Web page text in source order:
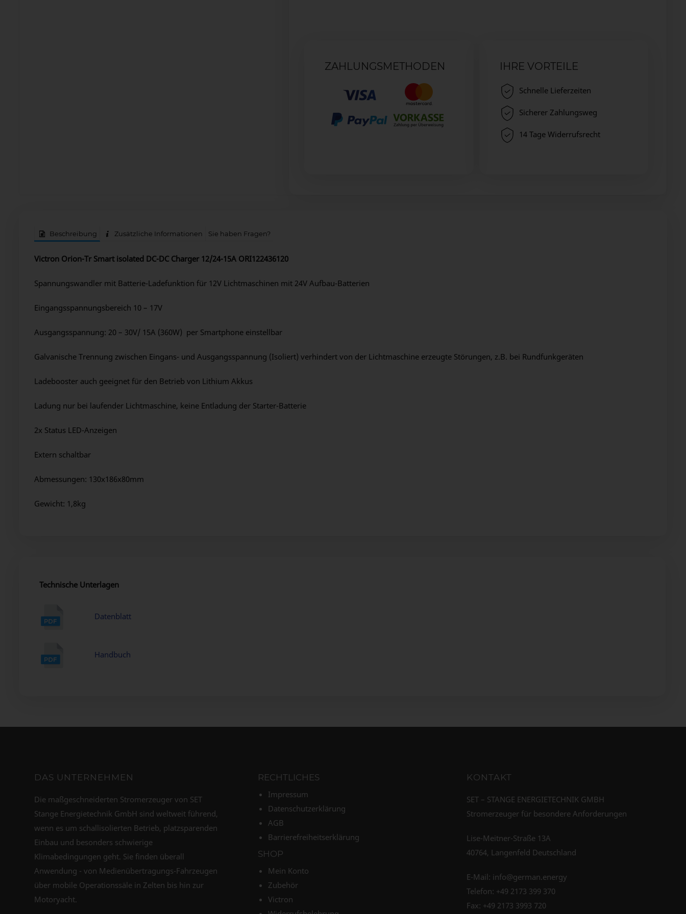
ZAHLUNGSMETHODEN IHRE VORTEILE
Schnelle Lieferzeiten
Sicherer Zahlungsweg
14 Tage Widerrufsrecht
Beschreibung Zusätzliche Informationen Sie haben Fragen?
Victron Orion-Tr Smart isolated DC-DC Charger 12/24-15A ORI122436120
Spannungswandler mit Batterie-Ladefunktion für 12V Lichtmaschinen mit 24V Aufbau-Batterien
Eingangsspannungsbereich 10 – 17V
Ausgangsspannung: 20 – 30V/ 15A (360W) per Smartphone einstellbar
Galvanische Trennung zwischen Eingans- und Ausgangsspannung (Isoliert) verhindert von der Lichtmaschine erzeugte Störungen, z.B. bei Rundfunkgeräten
Ladebooster auch geeignet für den Betrieb von Lithium Akkus
Ladung nur bei laufender Lichtmaschine, keine Entladung der Starter-Batterie
2x Status LED-Anzeigen
Extern schaltbar
Abmessungen: 130x186x80mm
Gewicht: 1,8kg
Technische Unterlagen
Datenblatt
Handbuch
DAS UNTERNEHMEN
Die maßgeschneiderten Stromerzeuger von SET
Stange Energietechnik GmbH sind weltweit führend,
wenn es um schallisolierten Betrieb, platzsparenden
Einbau und besonders schwierige
Klimabedingungen geht. Sie finden überall
Anwendung - von Medienübertragungs-Fahrzeugen
über mobile Operationssäle in Zelten bis hin zur
Motoryacht.
RECHTLICHES
Impressum
Datenschutzerklärung
AGB
Barrierefreiheitserklärung
SHOP
Mein Konto
Zubehör
Victron
KONTAKT
SET – STANGE ENERGIETECHNIK GMBH
Stromerzeuger für besondere Anforderungen
Lise-Meitner-Straße 13A
40764, Langenfeld Deutschland
E-Mail: info@german.energy
Telefon: +49 2173 399 370
Fax: +49 2173 3993 720